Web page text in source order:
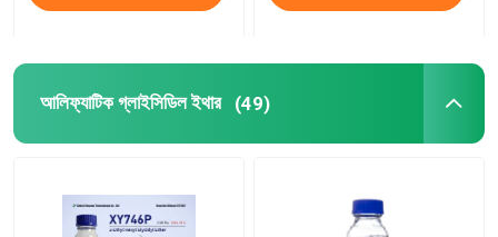
ইলেকট্রনিক রাসায়নিক
আলিফ্যাটিক গ্লাইসিডিল ইথার (49)